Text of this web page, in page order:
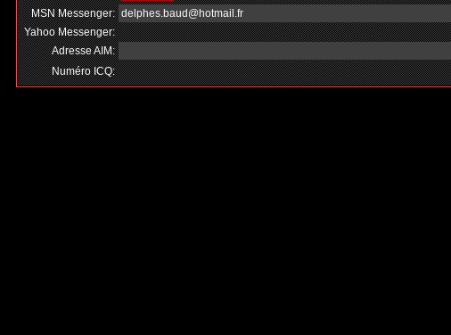
MSN Messenger: delphes.baud@hotmail.fr
Yahoo Messenger:
Adresse AIM:
Numéro ICQ: